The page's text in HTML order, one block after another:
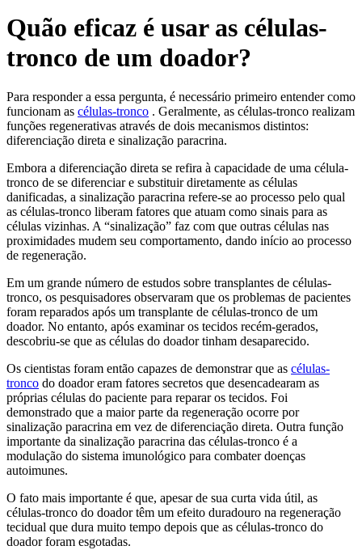
Quão eficaz é usar as células-
tronco de um doador?
Para responder a essa pergunta, é necessário primeiro entender como
funcionam as células-tronco . Geralmente, as células-tronco realizam
funções regenerativas através de dois mecanismos distintos:
diferenciação direta e sinalização paracrina.
Embora a diferenciação direta se refira à capacidade de uma célula-
tronco de se diferenciar e substituir diretamente as células
danificadas, a sinalização paracrina refere-se ao processo pelo qual
as células-tronco liberam fatores que atuam como sinais para as
células vizinhas. A “sinalização” faz com que outras células nas
proximidades mudem seu comportamento, dando início ao processo
de regeneração.
Em um grande número de estudos sobre transplantes de células-
tronco, os pesquisadores observaram que os problemas de pacientes
foram reparados após um transplante de células-tronco de um
doador. No entanto, após examinar os tecidos recém-gerados,
descobriu-se que as células do doador tinham desaparecido.
Os cientistas foram então capazes de demonstrar que as células-
tronco do doador eram fatores secretos que desencadearam as
próprias células do paciente para reparar os tecidos. Foi
demonstrado que a maior parte da regeneração ocorre por
sinalização paracrina em vez de diferenciação direta. Outra função
importante da sinalização paracrina das células-tronco é a
modulação do sistema imunológico para combater doenças
autoimunes.
O fato mais importante é que, apesar de sua curta vida útil, as
células-tronco do doador têm um efeito duradouro na regeneração
tecidual que dura muito tempo depois que as células-tronco do
doador foram esgotadas.